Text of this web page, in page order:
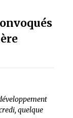
quelque